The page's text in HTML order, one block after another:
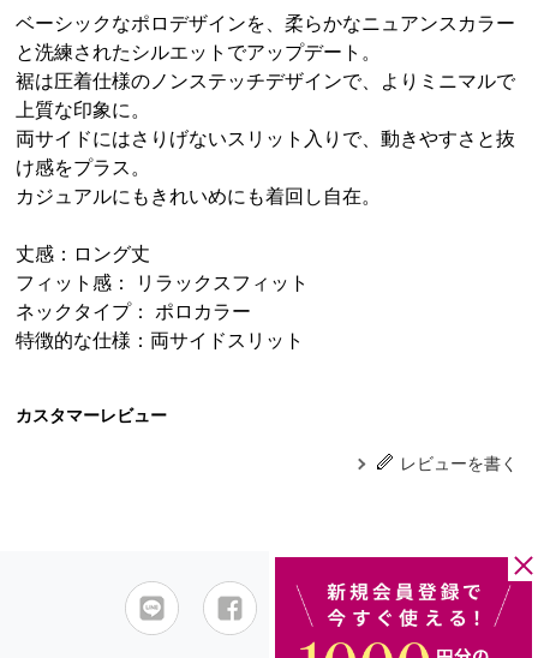
ベーシックなポロデザインを、柔らかなニュアンスカラー
と洗練されたシルエットでアップデート。
裾は圧着仕様のノンステッチデザインで、よりミニマルで
上質な印象に。
両サイドにはさりげないスリット入りで、動きやすさと抜
け感をプラス。
カジュアルにもきれいめにも着回し自在。
丈感：ロング丈
フィット感： リラックスフィット
ネックタイプ： ポロカラー
特徴的な仕様：両サイドスリット
カスタマーレビュー
レビューを書く